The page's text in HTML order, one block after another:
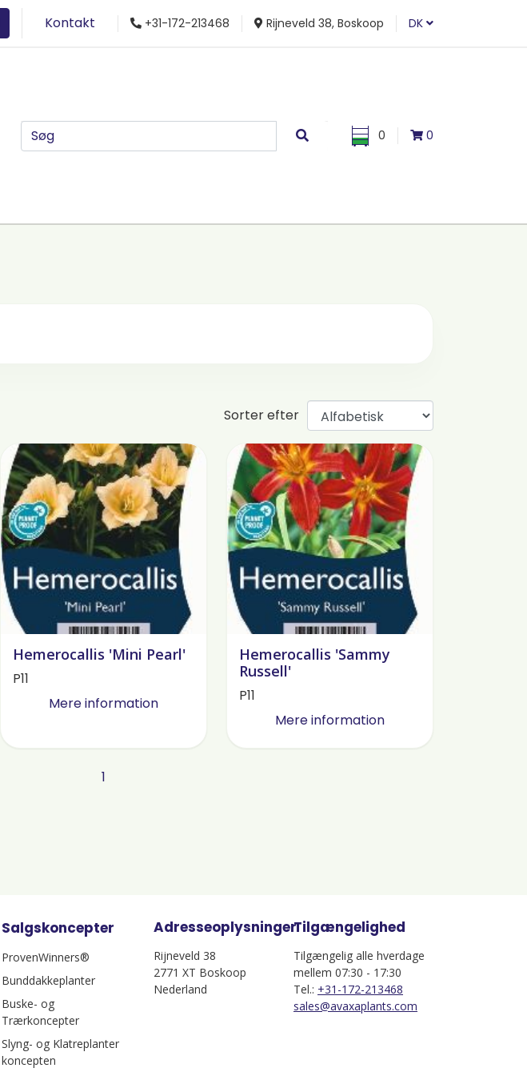
Kontakt +31-172-213468 Rijneveld 38, Boskoop DK
0 0
Sorter efter
Hemerocallis 'Mini Pearl'
P11
Mere information
Hemerocallis 'Sammy
Russell'
P11
Mere information
1
Salgskoncepter
ProvenWinners®
Bunddakkeplanter
Buske- og
Trærkoncepter
Slyng- og Klatreplanter
koncepten
Adresseoplysninger
Rijneveld 38
2771 XT Boskoop
Nederland
Tilgængelighed
Tilgængelig alle hverdage
mellem 07:30 - 17:30
Tel.: +31-172-213468
sales@avaxaplants.com